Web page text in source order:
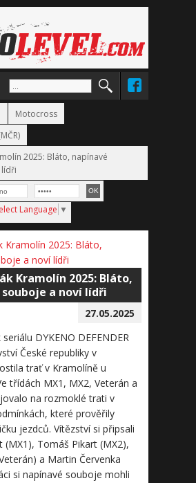
Motocross
2025: Bláto, napínavé
lídři
Language ▼
Kramolín 2025: Bláto,
a noví lídři
27.05.2025
DYKENO DEFENDER
České republiky v
trať v Kramolíně u
třídách MX1, MX2, Veterán a
na rozmoklé trati v
které prověřily
jezdců. Vítězství si připsali
(MX1), Tomáš Pikart (MX2),
a Martin Červenka
si napínavé souboje mohli